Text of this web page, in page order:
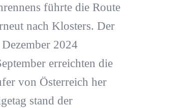
führte die Route
nach Klosters. Der
2024
erreichten die
von Österreich her
stand der